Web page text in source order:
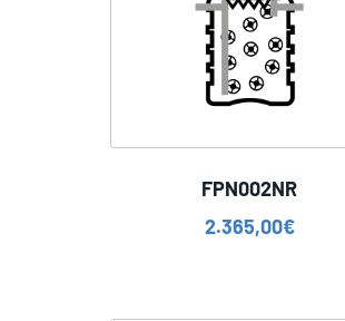
FPN002NR
2.365,00€